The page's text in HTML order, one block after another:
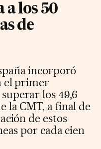
a los 50
de
incorporó
el primer
los 49,6
la CMT, a final de
de estos
por cada cien